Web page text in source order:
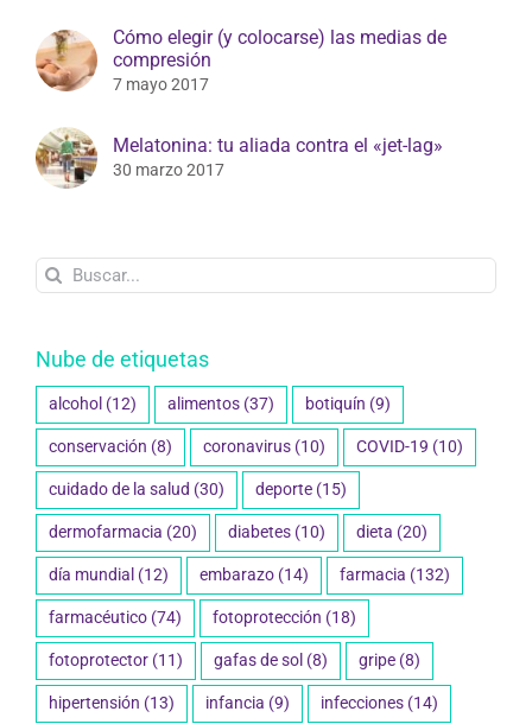
Cómo elegir (y colocarse) las medias de
compresión
7 mayo 2017
Melatonina: tu aliada contra el «jet-lag»
30 marzo 2017
Buscar:
Nube de etiquetas
alcohol (12) alimentos (37) botiquín (9)
conservación (8) coronavirus (10) COVID-19 (10)
cuidado de la salud (30) deporte (15)
dermofarmacia (20) diabetes (10) dieta (20)
día mundial (12) embarazo (14) farmacia (132)
farmacéutico (74) fotoprotección (18)
fotoprotector (11) gafas de sol (8) gripe (8)
hipertensión (13) infancia (9) infecciones (14)